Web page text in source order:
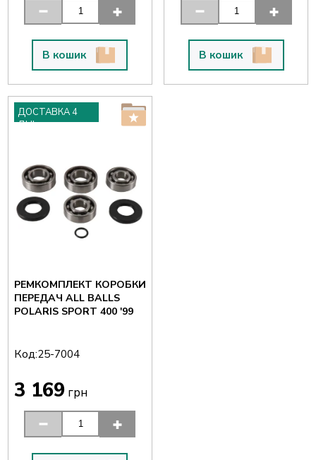
В кошик В кошик
ДОСТАВКА 4
ДНІ
РЕМКОМПЛЕКТ КОРОБКИ
ПЕРЕДАЧ ALL BALLS
POLARIS SPORT 400 '99
Код:25-7004
3 169грн